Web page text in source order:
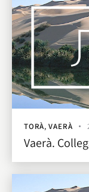
TORÀ,VAERÀ
Vaerà.